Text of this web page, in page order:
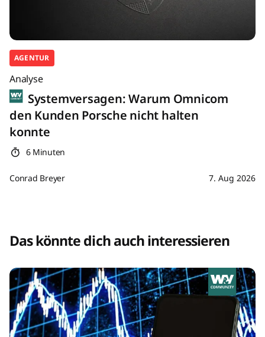
AGENTUR
Analyse
Systemversagen: Warum Omnicom
den Kunden Porsche nicht halten
konnte
6 Minuten
Conrad Breyer 7. Aug 2026
Das könnte dich auch interessieren